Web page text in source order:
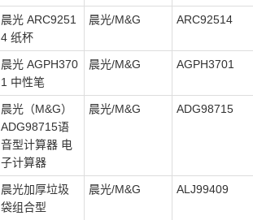
晨光 ARC9251
4 纸杯
晨光/M&G ARC92514
晨光 AGPH370
1 中性笔
晨光/M&G AGPH3701
晨光（M&G）
ADG98715语
音型计算器 电
子计算器
晨光/M&G ADG98715
晨光加厚垃圾
袋组合型
晨光/M&G ALJ99409